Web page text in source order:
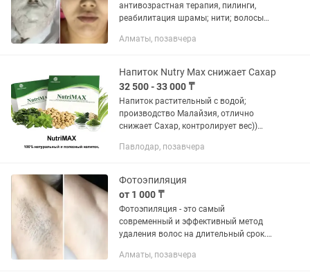
антивозрастная терапия, пилинги,
реабилитация шрамы; нити; волосы
через смс сообщения
Алматы, позавчера
Напиток Nutry Max снижает Сахар
32 500 - 33 000 ₸
Напиток растительный с водой;
производство Малайзия, отлично
снижает Сахар, контролирует вес))
человеку
Павлодар, позавчера
Фотоэпиляция
от 1 000 ₸
Фотоэпиляция - это самый
современный и эффективный метод
удаления волос на длительный срок.
избирательном поглощении света
Алматы, позавчера